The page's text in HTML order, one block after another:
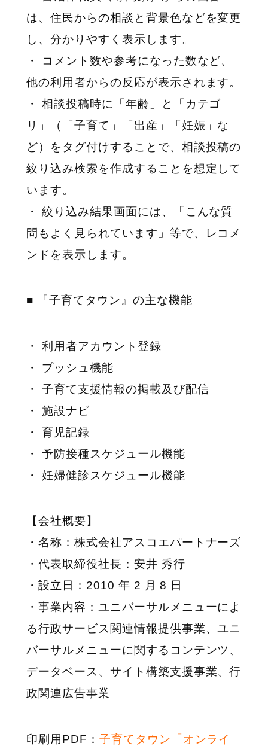
は、住民からの相談と背景色などを変更
し、分かりやすく表示します。
・ コメント数や参考になった数など、
他の利用者からの反応が表示されます。
・ 相談投稿時に「年齢」と「カテゴ
リ」（「子育て」「出産」「妊娠」な
ど）をタグ付けすることで、相談投稿の
絞り込み検索を作成することを想定して
います。
・ 絞り込み結果画面には、「こんな質
問もよく見られています」等で、レコメ
ンドを表示します。
■ 『子育てタウン』の主な機能
・ 利用者アカウント登録
・ プッシュ機能
・ 子育て支援情報の掲載及び配信
・ 施設ナビ
・ 育児記録
・ 予防接種スケジュール機能
・ 妊婦健診スケジュール機能
【会社概要】
・名称：株式会社アスコエパートナーズ
・代表取締役社長：安井 秀行
・設立日：2010 年 2 月 8 日
・事業内容：ユニバーサルメニューによ
る行政サービス関連情報提供事業、ユニ
バーサルメニューに関するコンテンツ、
データベース、サイト構築支援事業、行
政関連広告事業
印刷用PDF： 子育てタウン「オンライ